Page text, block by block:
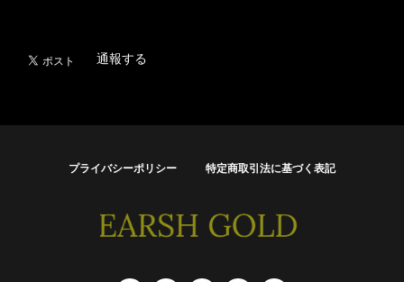
通報する
プライバシーポリシー 特定商取引法に基づく表記